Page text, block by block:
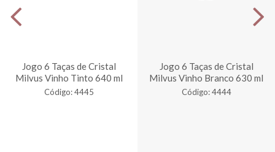
Jogo 6 Taças de Cristal
Milvus Vinho Tinto 640 ml
Código: 4445
Jogo 6 Taças de Cristal
Milvus Vinho Branco 630 ml
Código: 4444